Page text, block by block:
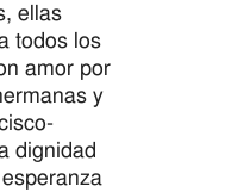
ellas
todos los
amor por
y
dignidad